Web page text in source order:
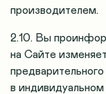
производителем.
2.10. Вы
на Сайте
в